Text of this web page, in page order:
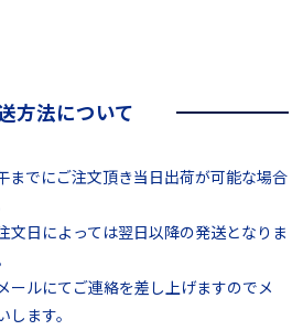
方法について
までにご注文頂き当日出荷が可能な場合
文日によっては翌日以降の発送となりま
ールにてご連絡を差し上げますのでメ
ます。